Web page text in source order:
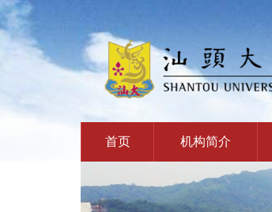
首页 机构简介